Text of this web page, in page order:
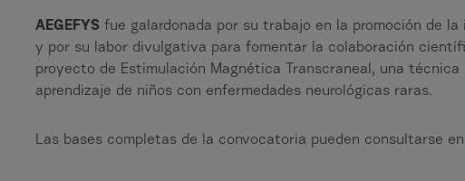
AEGEFYS fue galardonada por su trabajo en la promoción de
y por su labor divulgativa para fomentar la colaboración
proyecto de Estimulación Magnética Transcraneal, una
aprendizaje de niños con enfermedades neurológicas raras.
Las bases completas de la convocatoria pueden consultarse